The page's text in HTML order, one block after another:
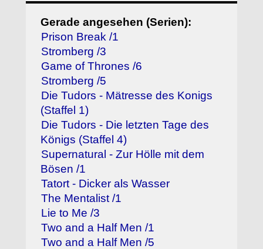
Gerade angesehen (Serien):
Prison Break /1
Stromberg /3
Game of Thrones /6
Stromberg /5
Die Tudors - Mätresse des Konigs
(Staffel 1)
Die Tudors - Die letzten Tage des
Königs (Staffel 4)
Supernatural - Zur Hölle mit dem
Bösen /1
Tatort - Dicker als Wasser
The Mentalist /1
Lie to Me /3
Two and a Half Men /1
Two and a Half Men /5